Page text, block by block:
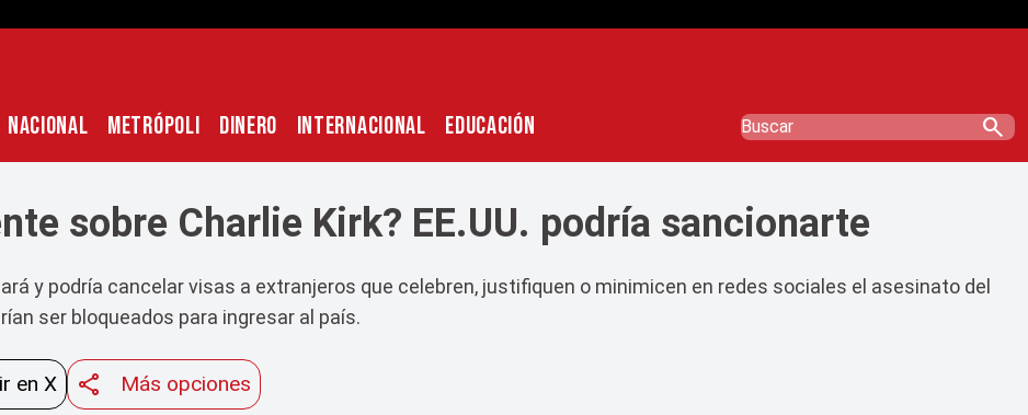
NACIONAL METRÓPOLI DINERO INTERNACIONAL EDUCACIÓN search
sobre Charlie Kirk? EE.UU. podría sancionarte
y podría cancelar visas a extranjeros que celebren, justifiquen o minimicen en redes sociales el asesinato del
ser bloqueados para ingresar al país.
en X Más opciones